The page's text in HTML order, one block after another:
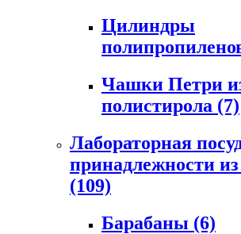
Цилиндры
Чашки Петри
полистирола (7)
Лабораторная
принадлежности
(109)
Барабаны (6)